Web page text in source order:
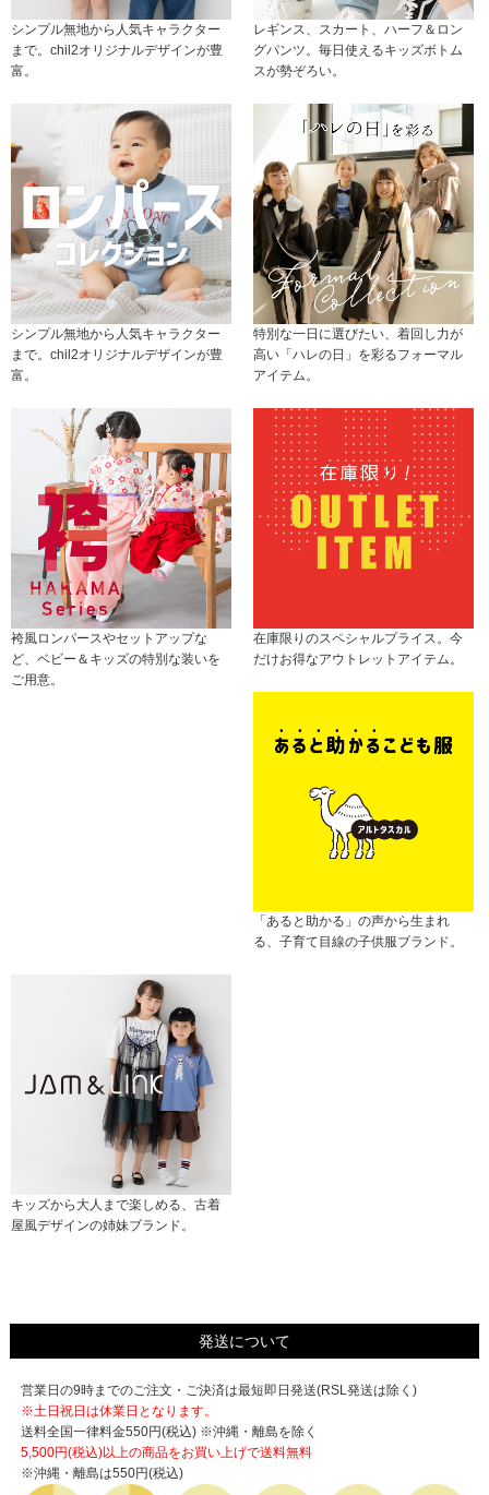
シンプル無地から人気キャラクター
まで。chil2オリジナルデザインが豊
富。
レギンス、スカート、ハーフ＆ロン
グパンツ。毎日使えるキッズボトム
スが勢ぞろい。
シンプル無地から人気キャラクター
まで。chil2オリジナルデザインが豊
富。
特別な一日に選びたい、着回し力が
高い「ハレの日」を彩るフォーマル
アイテム。
袴風ロンパースやセットアップな
ど、ベビー＆キッズの特別な装いを
ご用意。
在庫限りのスペシャルプライス。今
だけお得なアウトレットアイテム。
「あると助かる」の声から生まれ
る、子育て目線の子供服ブランド。
キッズから大人まで楽しめる、古着
屋風デザインの姉妹ブランド。
発送について
営業日の9時までのご注文・ご決済は最短即日発送(RSL発送は除く)
※土日祝日は休業日となります。
送料全国一律料金550円(税込) ※沖縄・離島を除く
5,500円(税込)以上の商品をお買い上げで送料無料
※沖縄・離島は550円(税込)